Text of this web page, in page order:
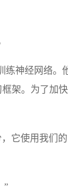
神经网络。
架。为了加
它使用我们
”